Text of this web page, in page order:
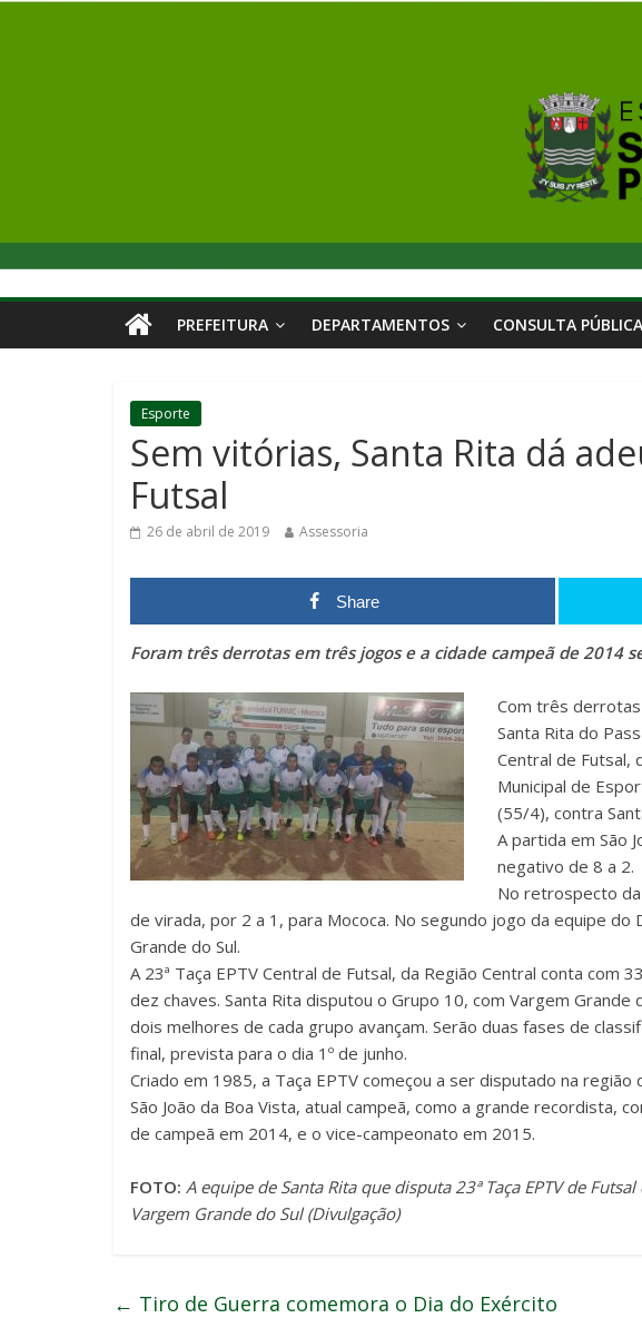
PREFEITURA DEPARTAMENTOS CONSULTA PÚBLICA
Esporte
Sem vitórias, Santa Rita dá
Futsal
26 de abril de 2019 Assessoria
Share
Foram três derrotas em três jogos e a cidade campeã de 2014
Com três
Santa Rita do
Central de Futsal,
Municipal de
(55/4), contra
A partida em São
negativo de 8 a 2.
No retrospecto
de virada, por 2 a 1, para Mococa. No segundo jogo da equipe
Grande do Sul.
A 23ª Taça EPTV Central de Futsal, da Região Central conta com
dez chaves. Santa Rita disputou o Grupo 10, com Vargem Grande
dois melhores de cada grupo avançam. Serão duas fases de
final, prevista para o dia 1º de junho.
Criado em 1985, a Taça EPTV começou a ser disputado na
São João da Boa Vista, atual campeã, como a grande recordista,
de campeã em 2014, e o vice-campeonato em 2015.
FOTO: A equipe de Santa Rita que disputa 23ª Taça EPTV de
Vargem Grande do Sul (Divulgação)
← Tiro de Guerra comemora o Dia do Exército